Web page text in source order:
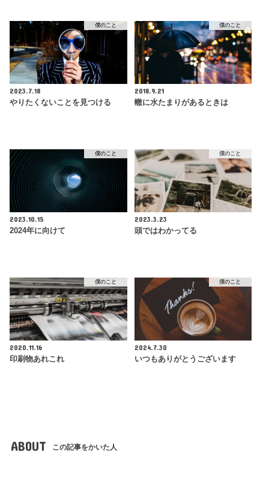
僕のこと
2023.7.18
やりたくないことを見つける
僕のこと
2018.9.21
轍に水たまりがあるときは
僕のこと
2023.10.15
2024年に向けて
僕のこと
2023.3.23
頭ではわかってる
僕のこと
2020.11.16
印刷物あれこれ
僕のこと
2024.7.30
いつもありがとうございます
ABOUT この記事をかいた人